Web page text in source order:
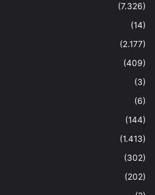
(7.326)
(14)
(2.177)
(409)
(3)
(6)
(144)
(1.413)
(302)
(202)